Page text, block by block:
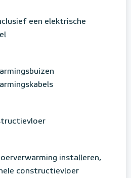
een elektrische
installeren,
constructievloer